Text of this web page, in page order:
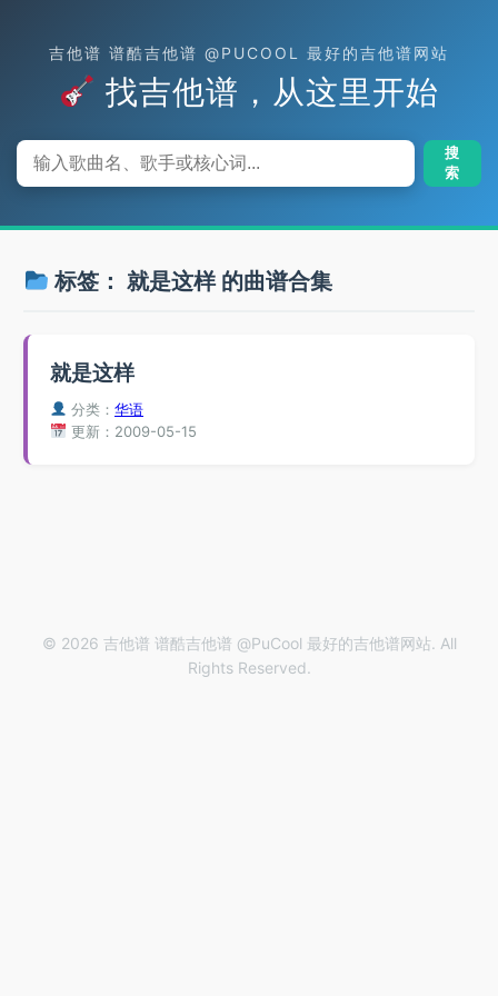
吉他谱 谱酷吉他谱 @PUCOOL 最好的吉他谱网站
找吉他谱，从这里开始
搜
索
标签： 就是这样的曲谱合集
就是这样
分类：华语
更新：2009-05-15
© 2026 吉他谱 谱酷吉他谱 @PuCool 最好的吉他谱网站. All
Rights Reserved.